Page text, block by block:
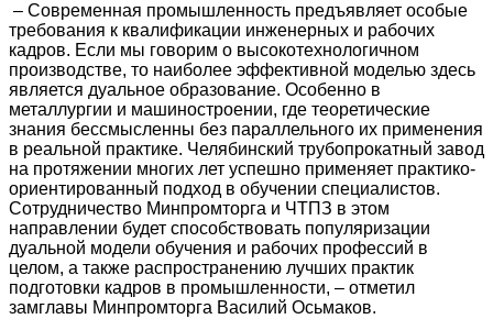
– Современная промышленность предъявляет особые
требования к квалификации инженерных и рабочих
кадров. Если мы говорим о высокотехнологичном
производстве, то наиболее эффективной моделью здесь
является дуальное образование. Особенно в
металлургии и машиностроении, где теоретические
знания бессмысленны без параллельного их применения
в реальной практике. Челябинский трубопрокатный завод
на протяжении многих лет успешно применяет практико-
ориентированный подход в обучении специалистов.
Сотрудничество Минпромторга и ЧТПЗ в этом
направлении будет способствовать популяризации
дуальной модели обучения и рабочих профессий в
целом, а также распространению лучших практик
подготовки кадров в промышленности, – отметил
замглавы Минпромторга Василий Осьмаков.